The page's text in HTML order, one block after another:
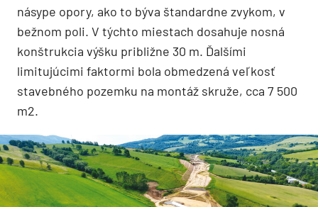
násype opory, ako to býva štandardne zvykom, v
bežnom poli. V týchto miestach dosahuje nosná
konštrukcia výšku približne 30 m. Ďalšími
limitujúcimi faktormi bola obmedzená veľkosť
stavebného pozemku na montáž skruže, cca 7 500
m2.